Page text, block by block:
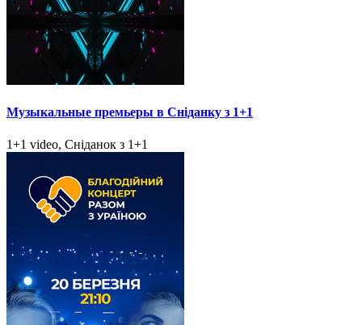
Музыкальные премьеры в Сніданку з 1+1
1+1 video, Сніданок з 1+1